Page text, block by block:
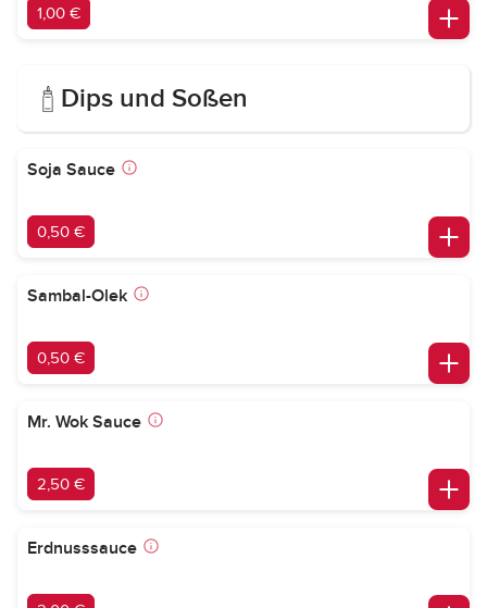
1,00 €
Dips und Soßen
Soja Sauce
0,50 €
Sambal-Olek
0,50 €
Mr. Wok Sauce
2,50 €
Erdnusssauce